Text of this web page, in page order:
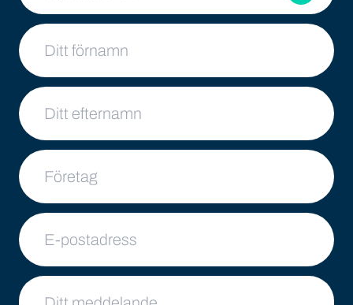
Ditt namn
Ditt efternamn
Företag
E-postadress
Ditt meddelande